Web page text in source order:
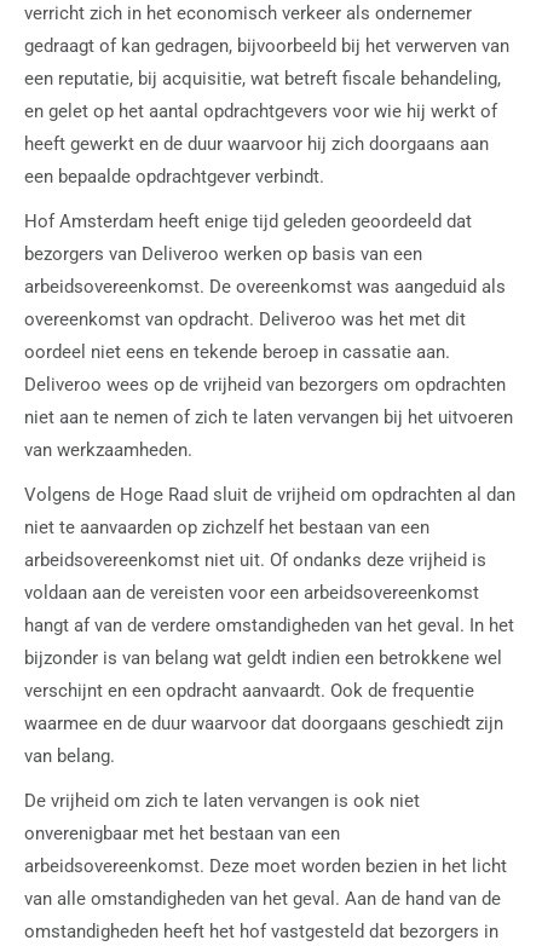
verricht zich in het economisch verkeer als ondernemer
gedraagt of kan gedragen, bijvoorbeeld bij het verwerven van
een reputatie, bij acquisitie, wat betreft fiscale behandeling,
en gelet op het aantal opdrachtgevers voor wie hij werkt of
heeft gewerkt en de duur waarvoor hij zich doorgaans aan
een bepaalde opdrachtgever verbindt.
Hof Amsterdam heeft enige tijd geleden geoordeeld dat
bezorgers van Deliveroo werken op basis van een
arbeidsovereenkomst. De overeenkomst was aangeduid als
overeenkomst van opdracht. Deliveroo was het met dit
oordeel niet eens en tekende beroep in cassatie aan.
Deliveroo wees op de vrijheid van bezorgers om opdrachten
niet aan te nemen of zich te laten vervangen bij het uitvoeren
van werkzaamheden.
Volgens de Hoge Raad sluit de vrijheid om opdrachten al dan
niet te aanvaarden op zichzelf het bestaan van een
arbeidsovereenkomst niet uit. Of ondanks deze vrijheid is
voldaan aan de vereisten voor een arbeidsovereenkomst
hangt af van de verdere omstandigheden van het geval. In het
bijzonder is van belang wat geldt indien een betrokkene wel
verschijnt en een opdracht aanvaardt. Ook de frequentie
waarmee en de duur waarvoor dat doorgaans geschiedt zijn
van belang.
De vrijheid om zich te laten vervangen is ook niet
onverenigbaar met het bestaan van een
arbeidsovereenkomst. Deze moet worden bezien in het licht
van alle omstandigheden van het geval. Aan de hand van de
omstandigheden heeft het hof vastgesteld dat bezorgers in